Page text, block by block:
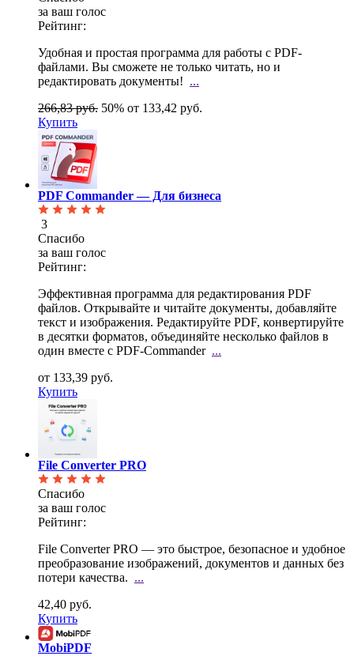
за ваш голос
Рейтинг:
Удобная и простая программа для работы с PDF-
файлами. Вы сможете не только читать, но и
редактировать документы! ...
266,83 руб. 50% от 133,42 руб.
Купить
PDF Commander — Для бизнеса
3
Спасибо
за ваш голос
Рейтинг:
Эффективная программа для редактирования PDF
файлов. Открывайте и читайте документы, добавляйте
текст и изображения. Редактируйте PDF, конвертируйте
в десятки форматов, объединяйте несколько файлов в
один вместе с PDF-Commander ...
от 133,39 руб.
Купить
File Converter PRO
Спасибо
за ваш голос
Рейтинг:
File Converter PRO — это быстрое, безопасное и удобное
преобразование изображений, документов и данных без
потери качества. ...
42,40 руб.
Купить
MobiPDF